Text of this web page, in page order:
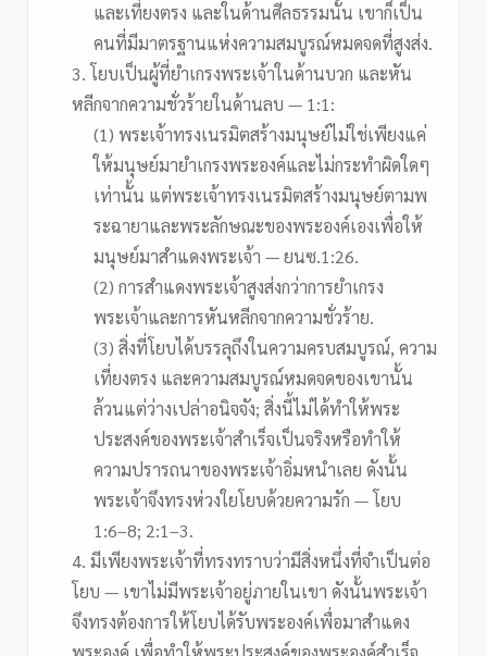
และเที่ยงตรง และในด้านศีลธรรมนั้น เขาก็เป็น
คนที่มีมาตรฐานแห่งความสมบูรณ์หมดจดที่สูงส่ง.
3. โยบเป็นผู้ที่ยำเกรงพระเจ้าในด้านบวก และหัน
หลีกจากความชั่วร้ายในด้านลบ — 1:1:
(1) พระเจ้าทรงเนรมิตสร้างมนุษย์ไม่ใช่เพียงแค่
ให้มนุษย์มายำเกรงพระองค์และไม่กระทำผิดใดๆ
เท่านั้น แต่พระเจ้าทรงเนรมิตสร้างมนุษย์ตามพ
ระฉายาและพระลักษณะของพระองค์เองเพื่อให้
มนุษย์มาสำแดงพระเจ้า — ยนซ.1:26.
(2) การสำแดงพระเจ้าสูงส่งกว่าการยำเกรง
พระเจ้าและการหันหลีกจากความชั่วร้าย.
(3) สิ่งที่โยบได้บรรลุถึงในความครบสมบูรณ์, ความ
เที่ยงตรง และความสมบูรณ์หมดจดของเขานั้น
ล้วนแต่ว่างเปล่าอนิจจัง; สิ่งนี้ไม่ได้ทำให้พระ
ประสงค์ของพระเจ้าสำเร็จเป็นจริงหรือทำให้
ความปรารถนาของพระเจ้าอิ่มหนำเลย ดังนั้น
พระเจ้าจึงทรงห่วงใยโยบด้วยความรัก — โยบ
1:6–8; 2:1–3.
4. มีเพียงพระเจ้าที่ทรงทราบว่ามีสิ่งหนึ่งที่จำเป็นต่อ
โยบ — เขาไม่มีพระเจ้าอยู่ภายในเขา ดังนั้นพระเจ้า
จึงทรงต้องการให้โยบได้รับพระองค์เพื่อมาสำแดง